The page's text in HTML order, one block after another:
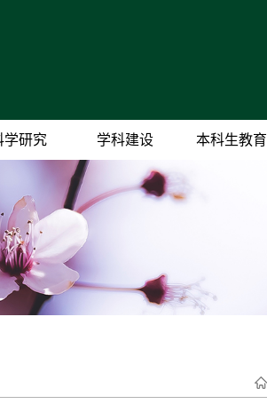
学研究 学科建设 本科生教育